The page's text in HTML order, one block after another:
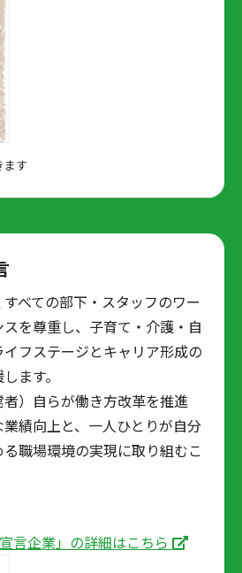
ます
べての部下・スタッフのワー
を尊重し、子育て・介護・自
フステージとキャリア形成の
ます。
）自らが働き方改革を推進
績向上と、一人ひとりが自分
職場環境の実現に取り組むこ
言企業」の詳細はこちら